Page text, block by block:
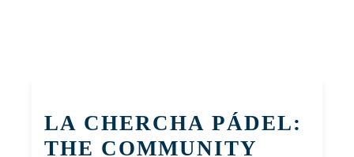
LA CHERCHA PÁDEL:
THE COMMUNITY